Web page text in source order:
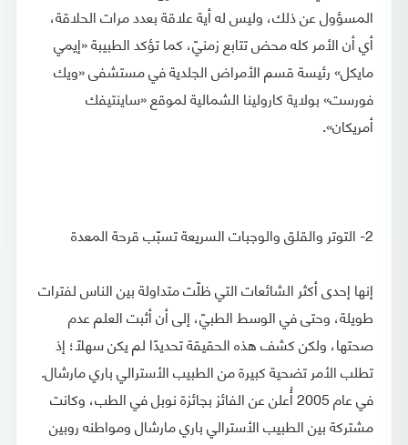
المسؤول عن ذلك، وليس له أية علاقة بعدد مرات الحلاقة،
أي أن الأمر كله محض تتابع زمنيّ، كما تؤكد الطبيبة «إيمي
مايكل» رئيسة قسم الأمراض الجلدية في مستشفى «ويك
فورست» بولاية كارولينا الشمالية لموقع «ساينتيفك
أمريكان».
2- التوتر والقلق والوجبات السريعة تسبّب قرحة المعدة
إنها إحدى أكثر الشائعات التي ظلّت متداولة بين الناس لفترات
طويلة، وحتى في الوسط الطبيّ، إلى أن أثبت العلم عدم
صحتها، ولكن كشف هذه الحقيقة تحديدًا لم يكن سهلًا؛ إذ
تطلب الأمر تضحية كبيرة من الطبيب الأسترالي باري مارشال.
في عام 2005 أُعلن عن الفائز بجائزة نوبل في الطب، وكانت
مشتركة بين الطبيب الأسترالي باري مارشال ومواطنه روبين